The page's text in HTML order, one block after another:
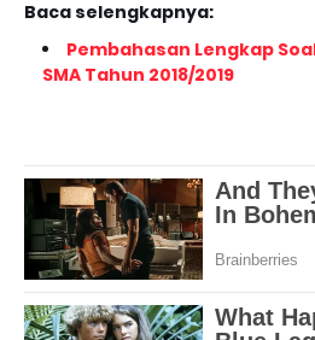
Baca selengkapnya:
Pembahasan Lengkap
SMA Tahun 2018/2019